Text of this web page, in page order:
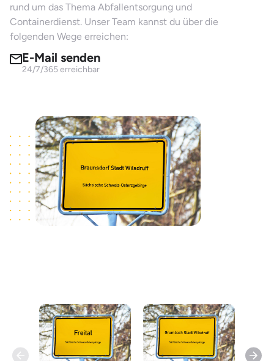
rund um das Thema Abfallentsorgung und
Containerdienst. Unser Team kannst du über die
folgenden Wege erreichen:
E-Mail senden
24/7/365 erreichbar